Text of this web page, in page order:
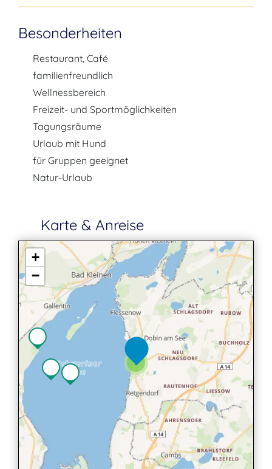
Besonderheiten
Restaurant, Café
familienfreundlich
Wellnessbereich
Freizeit- und Sportmöglichkeiten
Tagungsräume
Urlaub mit Hund
für Gruppen geeignet
Natur-Urlaub
Karte & Anreise
3
+
−